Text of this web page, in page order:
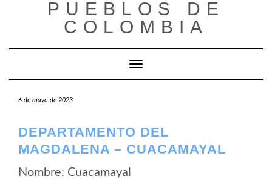
PUEBLOS DE
COLOMBIA
Cambiar modo de navegación
6 de mayo de 2023
DEPARTAMENTO DEL
MAGDALENA – CUACAMAYAL
Nombre: Cuacamayal